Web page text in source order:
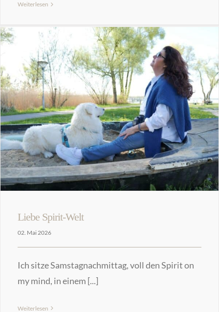
Weiterlesen
Liebe Spirit-Welt
02. Mai 2026
Ich sitze Samstagnachmittag, voll den Spirit on
my mind, in einem [...]
Weiterlesen